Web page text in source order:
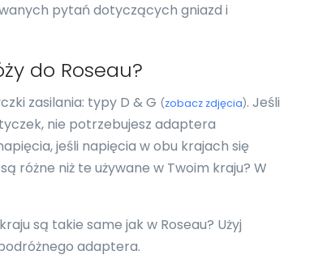
pytań dotyczących gniazd i
do Roseau?
zasilania: typy D & G (zobacz zdjęcia). Jeśli
nie potrzebujesz adaptera
jeśli napięcia w obu krajach się
różne niż te używane w Twoim kraju? W
są takie same jak w Roseau? Użyj
adaptera.